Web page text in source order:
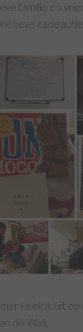
familie en
lieve
keek ik uit
de Wall,